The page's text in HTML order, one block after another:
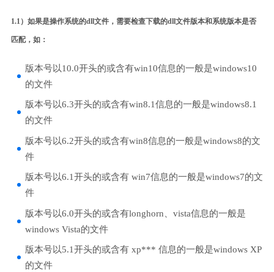
1.1）如果是操作系统的dll文件，需要检查下载的dll文件版本和系统版本是否
匹配，如：
版本号以10.0开头的或含有win10信息的一般是windows10
的文件
版本号以6.3开头的或含有win8.1信息的一般是windows8.1
的文件
版本号以6.2开头的或含有win8信息的一般是windows8的文
件
版本号以6.1开头的或含有 win7信息的一般是windows7的文
件
版本号以6.0开头的或含有longhorn、vista信息的一般是
windows Vista的文件
版本号以5.1开头的或含有 xp*** 信息的一般是windows XP
的文件